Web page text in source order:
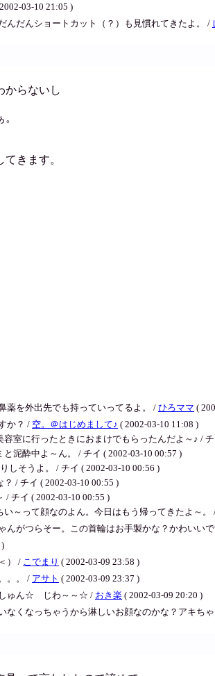
03-10 21:05 )
んだんショートカット（？）も見慣れてきたよ。 /
からないし
きます。
薬を外出先でも持っていってるよ。 / ひろママ (
か？ / 空。＠はじめまして♪ ( 2002-03-10 11:08 )
室に行ったときにおまけでもらったんだよ～♪ / チ
泥酔中よ～ん。 / チイ ( 2002-03-10 00:57 )
そうよ。 / チイ ( 2002-03-10 00:56 )
/ チイ ( 2002-03-10 00:55 )
チイ ( 2002-03-10 00:55 )
～って顔なのよん。今日はもう帰ってきたよ～。
んがつらそー。この首輪はお手製かな？かわいい
） / こでまり ( 2002-03-09 23:58 )
。。 / アサト ( 2002-03-09 23:37 )
ゅん☆ じわ～～☆ / おき楽 ( 2002-03-09 20:20 )
なくなっちゃうから淋しいお顔なのかな？アキち